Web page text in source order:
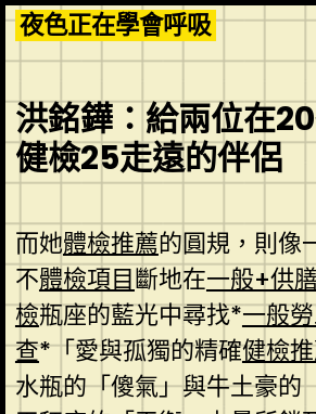
Skip
to
content
夜色正在學會呼吸
洪銘鏵：給兩位在
健檢25走遠的伴侶
而她體檢推薦的圓規，則像
不體檢項目斷地在一般+供
檢瓶座的藍光中尋找*一般
查*「愛與孤獨的精確健檢
水瓶的「傻氣」與牛土豪的